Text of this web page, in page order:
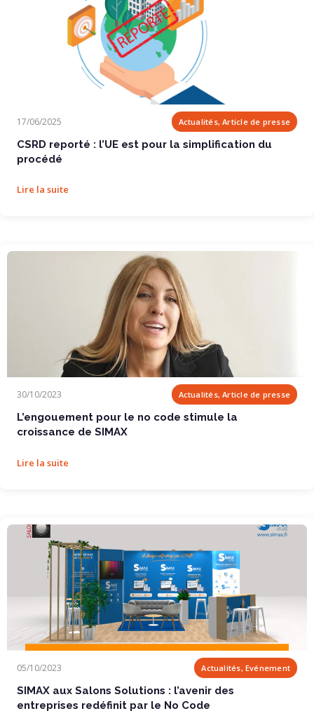
CSRD reporté : l’UE est pour la simplification...
17/06/2025 Actualités, Article de presse
CSRD reporté : l’UE est pour la simplification du
procédé
Lire la suite
L’engouement pour le no code stimule la...
30/10/2023 Actualités, Article de presse
L’engouement pour le no code stimule la
croissance de SIMAX
Lire la suite
05/10/2023 Actualités, Evénement
SIMAX aux Salons Solutions : l’avenir des
entreprises redéfinit par le No Code